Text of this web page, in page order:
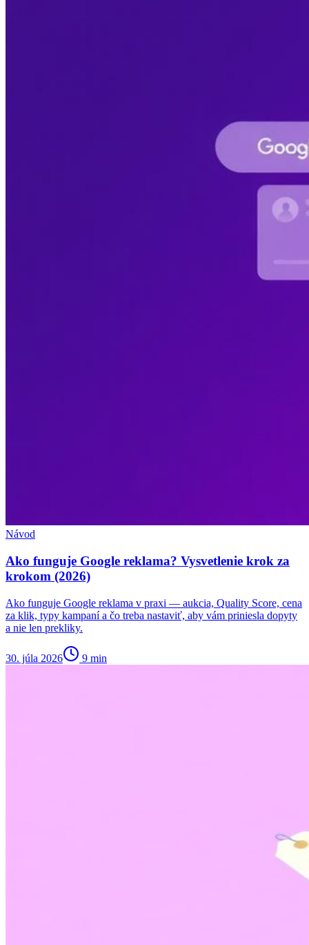
Návod
Ako funguje Google reklama? Vysvetlenie krok za
krokom (2026)
Ako funguje Google reklama v praxi — aukcia, Quality Score, cena
za klik, typy kampaní a čo treba nastaviť, aby vám priniesla dopyty
a nie len prekliky.
30. júla 2026 9 min